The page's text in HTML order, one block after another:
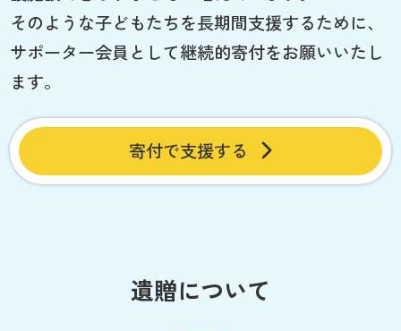
そのような子どもたちを長期間支援するために、
サポーター会員として継続的寄付をお願いいたし
ます。
寄付で支援する
遺贈について